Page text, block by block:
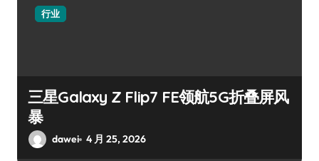
行业
三星Galaxy Z Flip7 FE领航5G折叠屏风
暴
dawei 4 月 25, 2026